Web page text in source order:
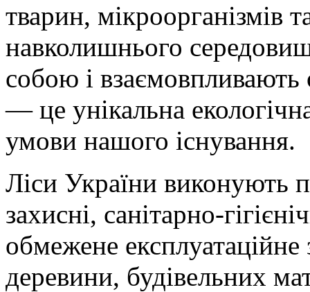
тварин, мікроорганізмів
навколишнього
собою і взаємовпливають
— це унікальна
умови нашого існування.
Ліси України виконують
захисні, санітарно-
обмежене
деревини, будівельних